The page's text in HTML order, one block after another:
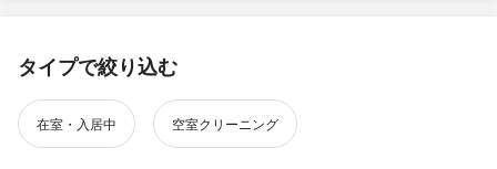
タイプで絞り込む
在室・入居中 空室クリーニング